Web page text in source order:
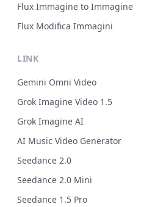
Flux Immagine to Immagine
Flux Modifica Immagini
LINK
Gemini Omni Video
Grok Imagine Video 1.5
Grok Imagine AI
AI Music Video Generator
Seedance 2.0
Seedance 2.0 Mini
Seedance 1.5 Pro